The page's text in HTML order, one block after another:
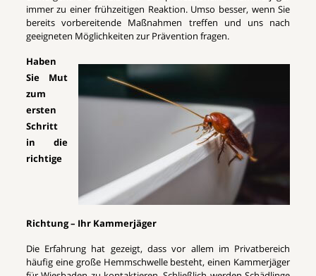
immer zu einer frühzeitigen Reaktion. Umso besser, wenn Sie
bereits vorbereitende Maßnahmen treffen und uns nach
geeigneten Möglichkeiten zur Prävention fragen.
Haben
Sie Mut
zum
ersten
Schritt
in die
richtige
Richtung – Ihr Kammerjäger
Die Erfahrung hat gezeigt, dass vor allem im Privatbereich
häufig eine große Hemmschwelle besteht, einen Kammerjäger